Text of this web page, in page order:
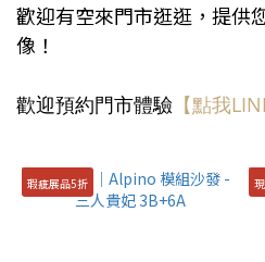
~
歡迎有空來門市逛逛，提供
像 ！
歡迎預約門市體驗 【點我
瑕疵展品5折